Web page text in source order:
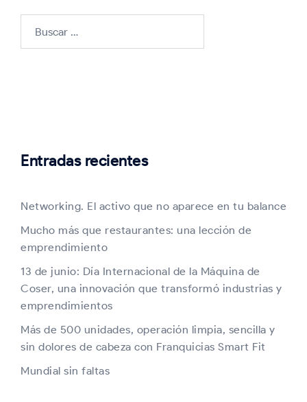
Entradas recientes
Networking. El activo que no aparece en tu balance
Mucho más que restaurantes: una lección de
emprendimiento
13 de junio: Día Internacional de la Máquina de
Coser, una innovación que transformó industrias y
emprendimientos
Más de 500 unidades, operación limpia, sencilla y
sin dolores de cabeza con Franquicias Smart Fit
Mundial sin faltas